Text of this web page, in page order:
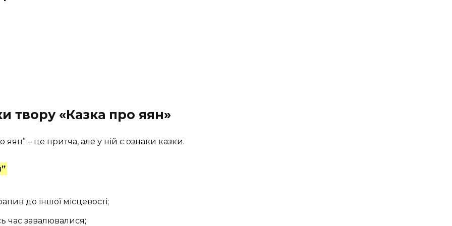
твору «Казка про яян»
– це притча, але у ній є ознаки казки.
до іншої місцевості;
час завалювалися;